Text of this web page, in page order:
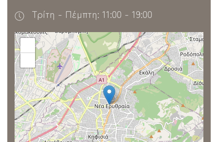
Τρίτη - Πέμπτη: 11:00 - 19:00